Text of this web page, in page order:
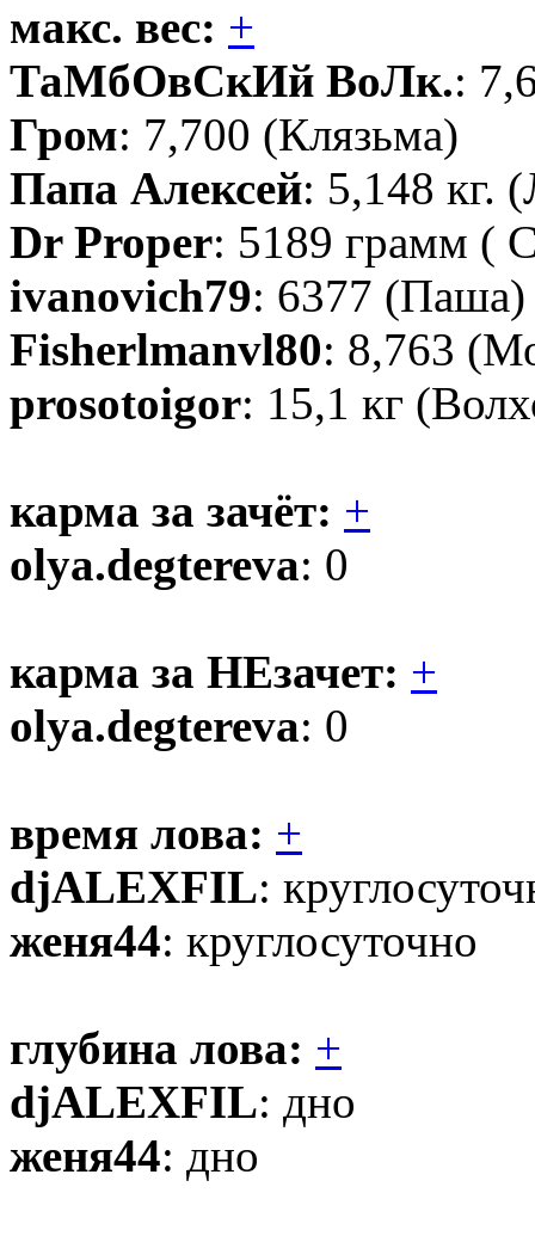
макс. вес: +
ТаМбОвСкИй ВоЛк.:
Гром: 7,700 (Клязьма)
Папа Алексей: 5,148 кг.
Dr Proper: 5189 грамм (
ivanovich79: 6377 (Паша)
Fisherlmanvl80: 8,763
prosotoigor: 15,1 кг
карма за зачёт: +
olya.degtereva: 0
карма за НЕзачет: +
olya.degtereva: 0
время лова: +
djALEXFIL:
женя44: круглосуточно
глубина лова: +
djALEXFIL: дно
женя44: дно